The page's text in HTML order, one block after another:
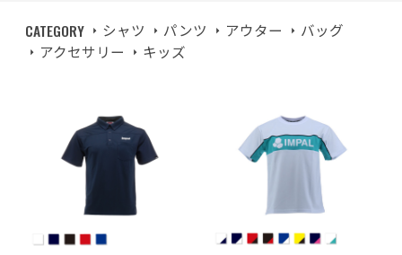
CATEGORY シャツ パンツ アウター
バッグ
アクセサリー
キッズ